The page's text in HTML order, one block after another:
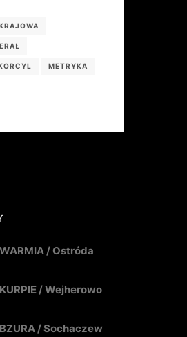
METRYKA
/ Ostróda
/ Wejherowo
/ Sochaczew